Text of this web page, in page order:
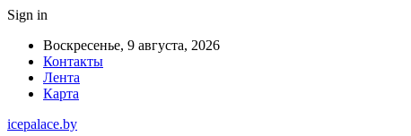
Sign in
Воскресенье, 9 августа, 2026
Контакты
Лента
Карта
icepalace.by